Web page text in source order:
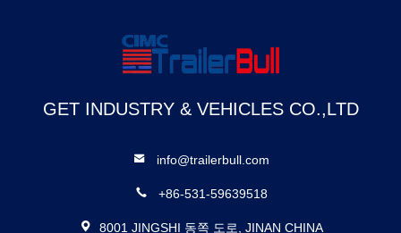
GET INDUSTRY & VEHICLES CO.,LTD
info@trailerbull.com
+86-531-59639518
8001 JINGSHI 동쪽 도로, JINAN CHINA